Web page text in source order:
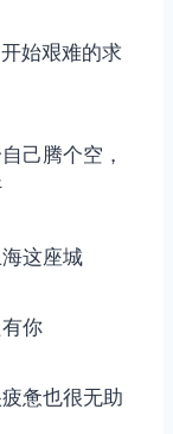
始艰难的求
己腾个空，
这座城
你
惫也很无助